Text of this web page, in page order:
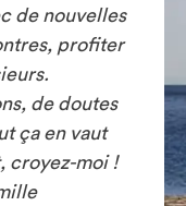
de nouvelles
profiter
de doutes
ça en vaut
croyez-moi !